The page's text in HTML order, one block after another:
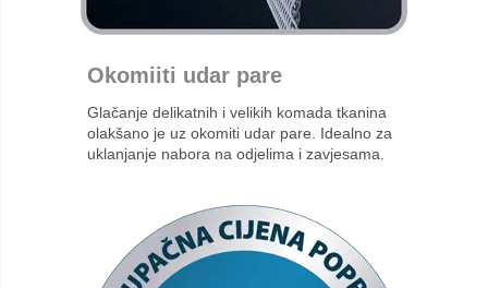
Okomiiti udar pare
Glačanje delikatnih i velikih komada tkanina
olakšano je uz okomiti udar pare. Idealno za
uklanjanje nabora na odjelima i zavjesama.